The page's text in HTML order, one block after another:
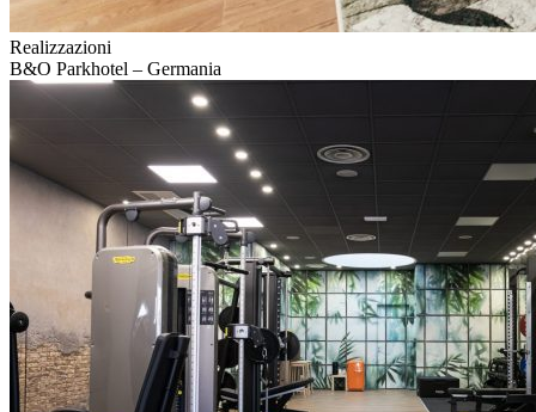
Realizzazioni
B&O Parkhotel – Germania